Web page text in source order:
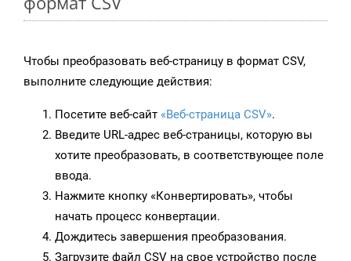
Чтобы преобразовать веб-страницу в формат CSV,
выполните следующие действия:
Посетите веб-сайт «Веб-страница CSV».
Введите URL-адрес веб-страницы, которую вы
хотите преобразовать, в соответствующее поле
ввода.
Нажмите кнопку «Конвертировать», чтобы
начать процесс конвертации.
Дождитесь завершения преобразования.
Загрузите файл CSV на свое устройство после